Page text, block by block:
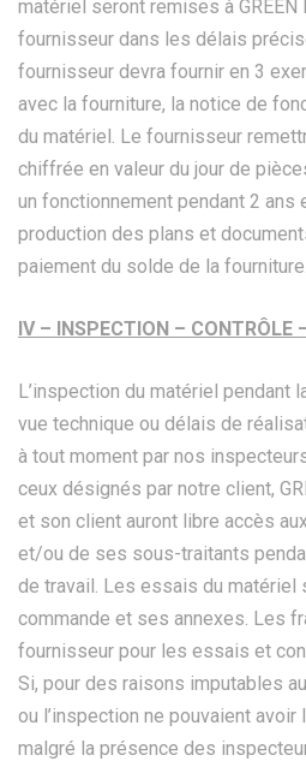
matériel seront remises à GREEN
fournisseur dans les délais
fournisseur devra fournir en 3
avec la fourniture, la notice de
du matériel. Le fournisseur
chiffrée en valeur du jour de
un fonctionnement pendant 2 ans
production des plans et
paiement du solde de la fourniture.
IV – INSPECTION – CONTRÔLE
L’inspection du matériel pendant
vue technique ou délais de
à tout moment par nos
ceux désignés par notre client,
et son client auront libre accès
et/ou de ses sous-traitants
de travail. Les essais du matériel
commande et ses annexes. Les
fournisseur pour les essais et
Si, pour des raisons imputables
ou l’inspection ne pouvaient avoir
malgré la présence des